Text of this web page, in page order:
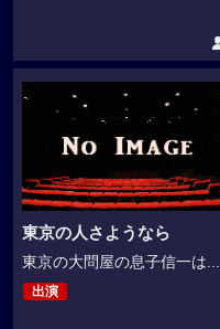
東京の人さようなら
東京の大問屋の息子信一は...
出演